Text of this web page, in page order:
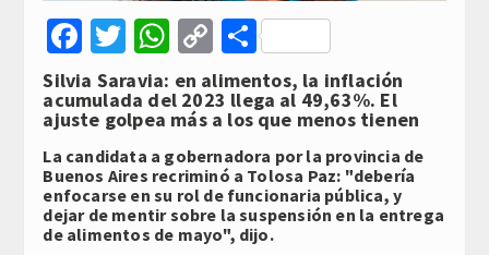
Facebook
Twitter
WhatsApp
Copy
Link
Compartir
Silvia Saravia: en alimentos, la inflación
acumulada del 2023 llega al 49,63%. El
ajuste golpea más a los que menos tienen
La candidata a gobernadora por la provincia de
Buenos Aires recriminó a Tolosa Paz: "debería
enfocarse en su rol de funcionaria pública, y
dejar de mentir sobre la suspensión en la entrega
de alimentos de mayo", dijo.